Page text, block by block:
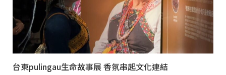
台東pulingau生命故事展 香氛串起文化連結